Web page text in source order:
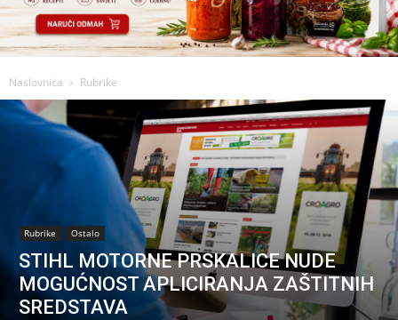
Naslovnica Rubrike
Rubrike Ostalo
STIHL MOTORNE PRSKALICE NUDE
MOGUĆNOST APLICIRANJA ZAŠTITNIH
SREDSTAVA